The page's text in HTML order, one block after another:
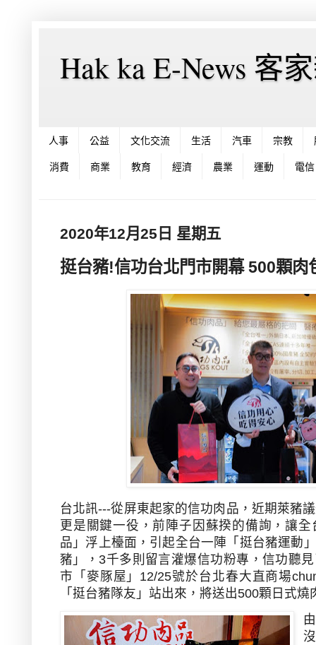
Hak ka E-News 客
人事 公益 文化交流 生活 汽車 宗教
消費 商業 教育 經濟 農業 運動 電信
2020年12月25日 星期五
挺台豬!信功台北門市開幕 500顆肉
台北訊---從屏東起家的信功肉品，近期萊豬
更是關鍵一役，前陣子因蘇揆的備詢，讓
品」浮上檯面，引起全台一陣「挺台豬運動
豬」， 3千多則留言灌爆信功粉專，信功聽
市「麥豚屋」 12/25號於台北春大直商場
「挺台豬隊友」站出來，將送出500顆日式燒